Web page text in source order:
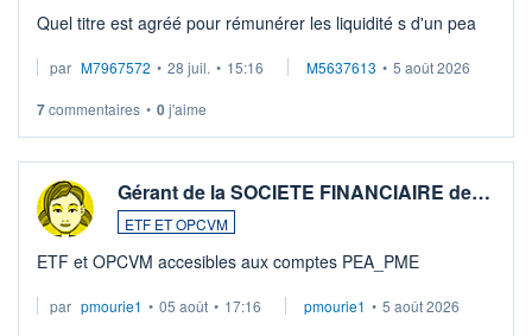
Quel titre est agréé pour rémunérer les liquidité s d'un pea
par M7967572 • 28 juil. • 15:16 M5637613 • 5 août 2026
7commentaires • 0j'aime
Gérant de la SOCIETE FINANCIAIRE de…
ETF ET OPCVM
ETF et OPCVM accesibles aux comptes PEA_PME
par pmourie1 • 05 août • 17:16 pmourie1 • 5 août 2026